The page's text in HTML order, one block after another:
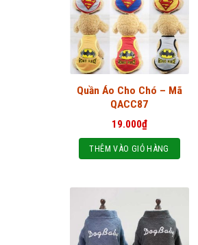
Quần Áo Cho Chó – Mã
QACC87
19.000₫
THÊM VÀO GIỎ HÀNG